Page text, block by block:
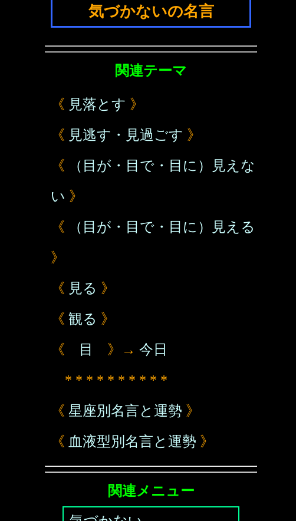
気づかないの名言
関連テーマ
《 見落とす 》
《 見逃す・見過ごす 》
《
（目が・目で・目に）見えな
い 》
《
（目が・目で・目に）見える
》
《 見る 》
《 観る 》
《 目 》→ 今日
* * * * * * * * * *
《 星座別名言と運勢 》
《 血液型別名言と運勢 》
関連メニュー